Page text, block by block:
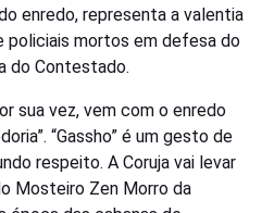
enredo, representa a valentia
policiais mortos em defesa do
do Contestado.
sua vez, vem com o enredo
“Gassho” é um gesto de
respeito. A Coruja vai levar
Mosteiro Zen Morro da